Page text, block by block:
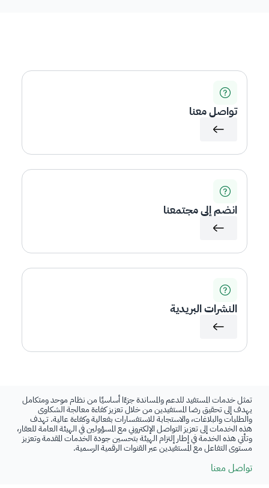
تواصل معنا
انضم إلى مجتمعنا
النشرات البريدية
تمثل خدمات المستفيد للدعم والمساندة جزءًا أساسيًا من نظام موحد ومتكامل
يهدف إلى تحقيق رضا المستفيدين من خلال تعزيز كفاءة معالجة الشكاوى
والطلبات والبلاغات، والاستجابة للاستفسارات بفعالية وكفاءة عالية. تهدف
هذه الخدمات إلى تعزيز التواصل الإلكتروني مع المسؤولين في الهيئة العامة للعقار،
وتأتي هذه الخدمة في إطار إلتزام الهيئة بتحسين جودة الخدمات المقدمة وتعزيز
مستوى التفاعل مع المستفيدين عبر القنوات الرقمية الرسمية.
تواصل معنا